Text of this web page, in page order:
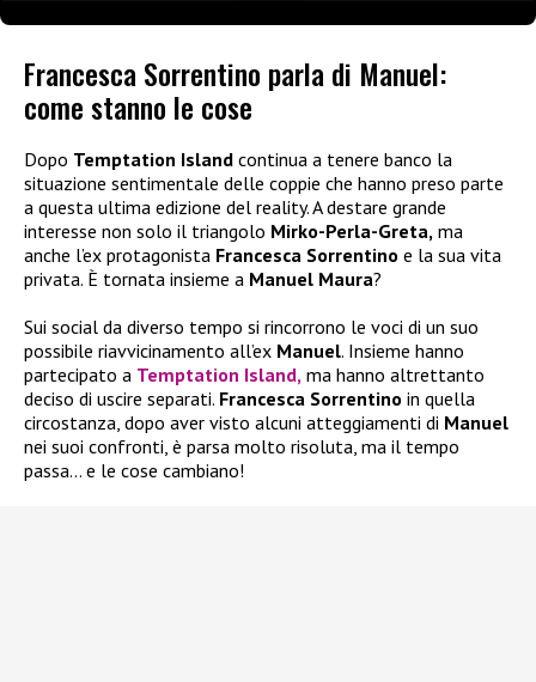
Francesca Sorrentino parla di Manuel:
come stanno le cose
Dopo Temptation Island continua a tenere banco la
situazione sentimentale delle coppie che hanno preso parte
a questa ultima edizione del reality. A destare grande
interesse non solo il triangolo Mirko-Perla-Greta, ma
anche l’ex protagonista Francesca Sorrentino e la sua vita
privata. È tornata insieme a Manuel Maura?
Sui social da diverso tempo si rincorrono le voci di un suo
possibile riavvicinamento all’ex Manuel. Insieme hanno
partecipato a Temptation Island, ma hanno altrettanto
deciso di uscire separati. Francesca Sorrentino in quella
circostanza, dopo aver visto alcuni atteggiamenti di Manuel
nei suoi confronti, è parsa molto risoluta, ma il tempo
passa… e le cose cambiano!